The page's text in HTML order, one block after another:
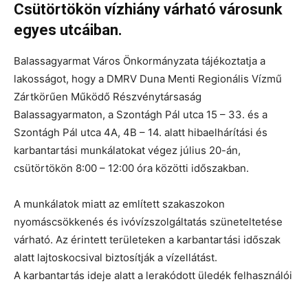
Csütörtökön vízhiány várható városunk
egyes utcáiban.
Balassagyarmat Város Önkormányzata tájékoztatja a
lakosságot, hogy a DMRV Duna Menti Regionális Vízmű
Zártkörűen Működő Részvénytársaság
Balassagyarmaton, a Szontágh Pál utca 15 – 33. és a
Szontágh Pál utca 4A, 4B – 14. alatt hibaelhárítási és
karbantartási munkálatokat végez július 20-án,
csütörtökön 8:00 – 12:00 óra közötti időszakban.
A munkálatok miatt az említett szakaszokon
nyomáscsökkenés és ivóvízszolgáltatás szüneteltetése
várható. Az érintett területeken a karbantartási időszak
alatt lajtoskocsival biztosítják a vízellátást.
A karbantartás ideje alatt a lerakódott üledék felhasználói